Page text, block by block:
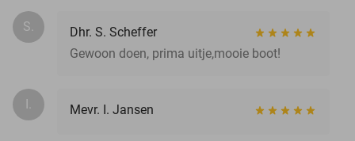
S.
Dhr. S. Scheffer
Gewoon doen, prima uitje,mooie boot!
I. Mevr. I. Jansen